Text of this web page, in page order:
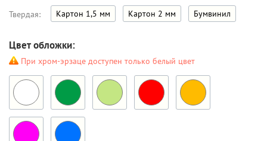
Твердая: Картон 1,5 мм Картон 2 мм Бумвинил
Цвет обложки:
При хром-эрзаце доступен только белый цвет